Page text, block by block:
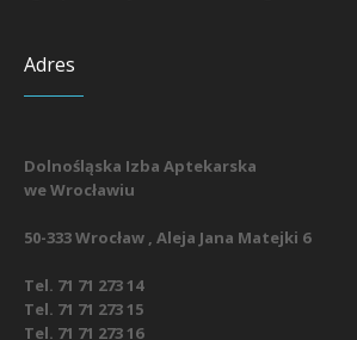
Adres
Dolnośląska Izba Aptekarska
we Wrocławiu
50-333 Wrocław , Aleja Jana Matejki 6
Tel. 71 71 273 14
Tel. 71 71 273 15
Tel. 71 71 273 16